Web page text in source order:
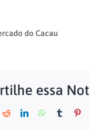
do Cacau
essa
RedditLinkedInWhatsApp
Tumblr